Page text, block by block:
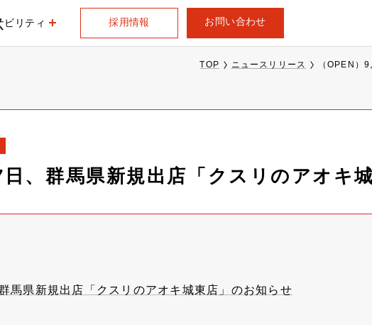
ビリティ 採用情報 お問い合わせ
TOP ニュースリリース （OPEN）
日、群馬県新規出店「クスリのアオキ
馬県新規出店「クスリのアオキ城東店」のお知らせ